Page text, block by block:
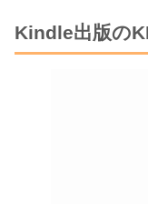
Kindle出版の